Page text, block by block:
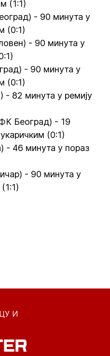
(1:1)
- 90 минута у
(0:1)
- 90 минута у
- 90 минута у
(0:1)
82 минута у ремију
Београд) - 19
(0:1)
- 46 минута у пораз
- 90 минута у
И